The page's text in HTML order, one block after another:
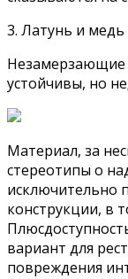
3. Латунь и медь
Незамерзающие
устойчивы, но
Материал, за
стереотипы о
исключительно
конструкции, в
вариант для
повреждения